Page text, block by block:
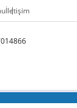
İletişim